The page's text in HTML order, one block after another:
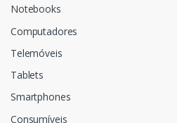
Notebooks
Computadores
Telemóveis
Tablets
Smartphones
Consumíveis